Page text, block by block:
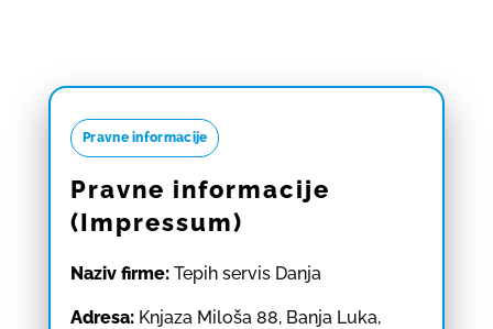
Pravne informacije
Pravne informacije
(Impressum)
Naziv firme: Tepih servis Danja
Adresa: Knjaza Miloša 88, Banja Luka,